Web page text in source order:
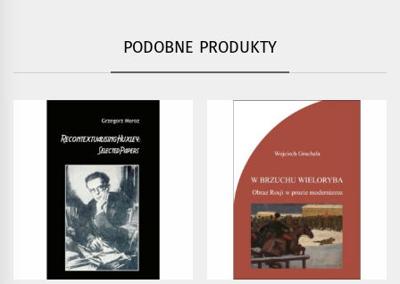
PODOBNE PRODUKTY